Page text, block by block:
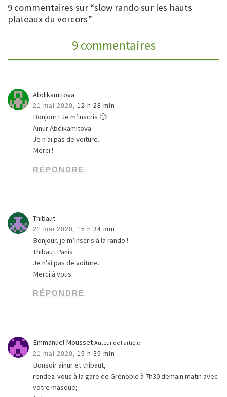
9 commentaires sur “slow rando sur les hauts
plateaux du vercors”
9 commentaires
Abdikamitova
21 mai 2020, 12 h 28 min
Bonjour ! Je m’inscris 🙂
Ainur Abdikamitova
Je n’ai pas de voiture.
Merci !
RÉPONDRE
Thibaut
21 mai 2020, 15 h 34 min
Bonjour, je m’inscris à la rando !
Thibaut Panis
Je n’ai pas de voiture.
Merci à vous
RÉPONDRE
Emmanuel MoussetAuteur de l’article
21 mai 2020, 19 h 39 min
Bonsoir ainur et thibaut,
rendez-vous à la gare de Grenoble à 7h30 demain matin avec
votre masque;